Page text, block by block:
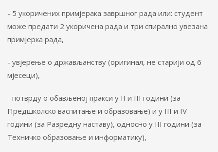
- 5 укоричених примјерака завршног рада или: студент
може предати 2 укоричена рада и три спирално увезана
примјерка рада,
- увјерење о држављанству (оригинал, не старији од 6
мјесеци),
- потврду о обављеној пракси у II и III години (за
Предшколско васпитање и образовање) и у III и IV
години (за Разредну наставу), односно у III години (за
Техничко образовање и информатику),